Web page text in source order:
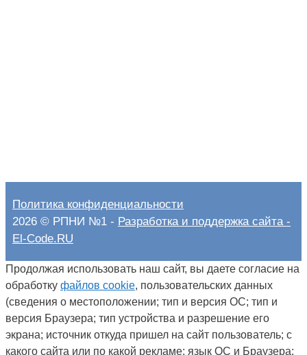
Политика конфиденциальности
2026 © РПНИ №1 - Разработка и поддержка сайта -
El-Code.RU
Продолжая использовать наш сайт, вы даете согласие на
обработку файлов cookie, пользовательских данных
(сведения о местоположении; тип и версия ОС; тип и
версия Браузера; тип устройства и разрешение его
экрана; источник откуда пришел на сайт пользователь; с
какого сайта или по какой рекламе; язык ОС и Браузера;